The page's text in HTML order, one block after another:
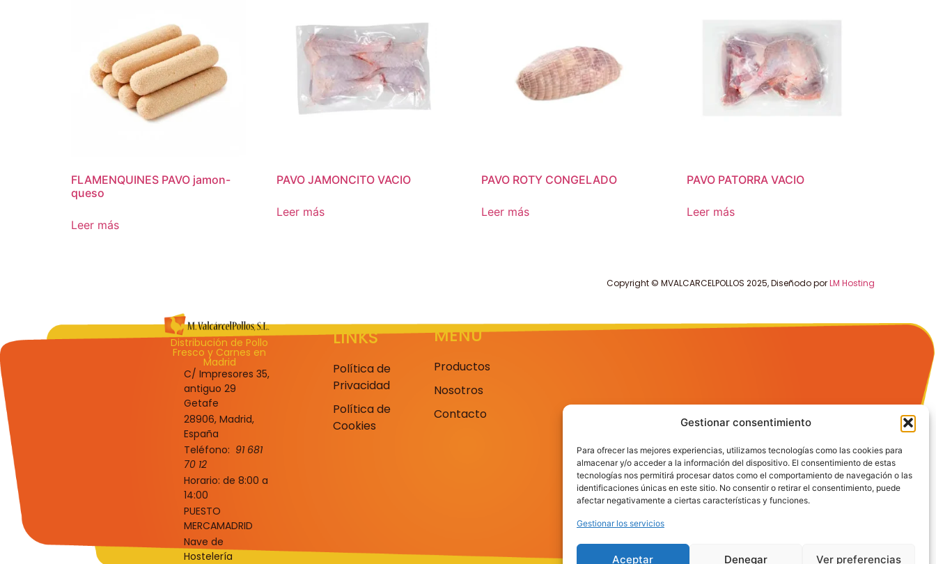
Gestionar consentimiento
Para ofrecer las mejores experiencias, utilizamos tecnologías como las cookies para
almacenar y/o acceder a la información del dispositivo. El consentimiento de estas
tecnologías nos permitirá procesar datos como el comportamiento de navegación o las
identificaciones únicas en este sitio. No consentir o retirar el consentimiento, puede
afectar negativamente a ciertas características y funciones.
Gestionar los servicios
Aceptar Denegar Ver preferencias
FLAMENQUINES PAVO jamon-
queso
Leer más
PAVO JAMONCITO VACIO
Leer más
PAVO ROTY CONGELADO
Leer más
PAVO PATORRA VACIO
Leer más
Distribución de Pollo
Fresco y Carnes en
Madrid
C/ Impresores 35,
antiguo 29
Getafe
28906, Madrid,
España
Teléfono: 91 681
70 12
Horario: de 8:00 a
14:00
PUESTO
MERCAMADRID
Nave de
Hostelería
LINKS
Política de
Privacidad
Política de
Cookies
MENU
Productos
Nosotros
Contacto
Copyright © MVALCARCELPOLLOS 2025, Diseñodo porLM Hosting